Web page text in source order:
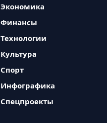
Экономика
Финансы
Технологии
Культура
Спорт
Инфографика
Спецпроекты